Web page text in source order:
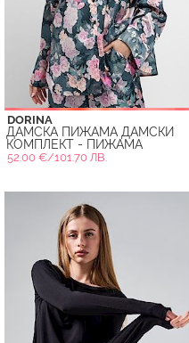
DORINA
ДАМСКА ПИЖАМА ДАМСКИ
КОМПЛЕКТ - ПИЖАМА
52.00 €/101.70 ЛВ.